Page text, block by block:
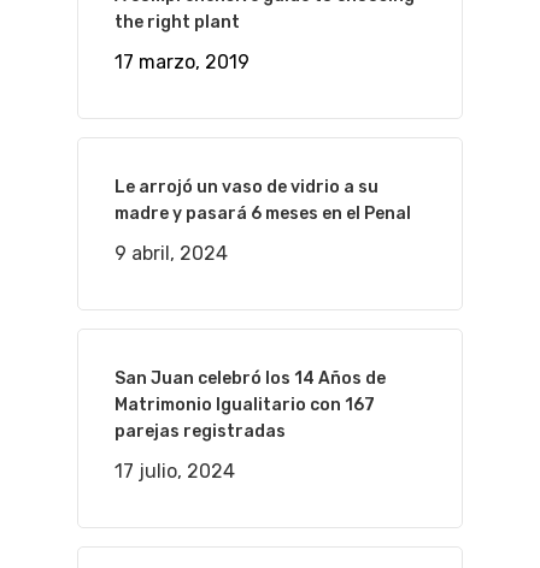
the right plant
17 marzo, 2019
Le arrojó un vaso de vidrio a su
madre y pasará 6 meses en el Penal
9 abril, 2024
San Juan celebró los 14 Años de
Matrimonio Igualitario con 167
parejas registradas
17 julio, 2024